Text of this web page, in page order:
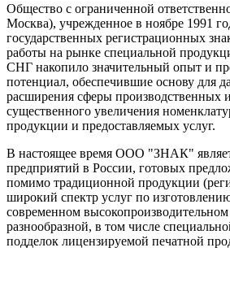
Общество с ограниченной
Москва), учрежденное в ноябре 1991
государственных регистрационных
работы на рынке специальной
СНГ накопило значительный опыт и
потенциал, обеспечившие основу для
расширения сферы производственных
существенного увеличения
продукции и предоставляемых услуг.
В настоящее время ООО "ЗНАК"
предприятий в России, готовых
помимо традиционной продукции
широкий спектр услуг по
современном
разнообразной, в том числе
подделок лицензируемой печатной